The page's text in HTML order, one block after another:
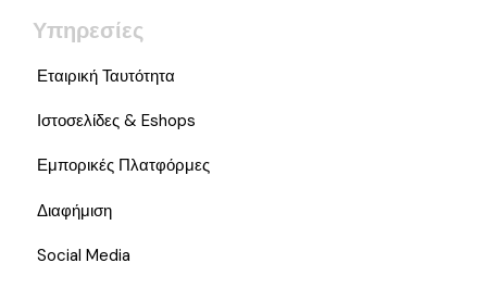
Υπηρεσίες
Εταιρική Ταυτότητα
Ιστοσελίδες & Eshops
Εμπορικές Πλατφόρμες
Διαφήμιση
Social Media